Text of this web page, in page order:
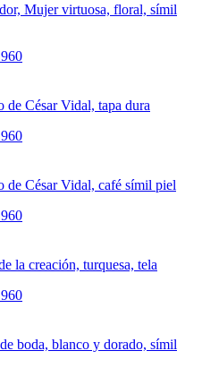
Mujer virtuosa, floral, símil
César Vidal, tapa dura
César Vidal, café símil piel
la creación, turquesa, tela
boda, blanco y dorado, símil